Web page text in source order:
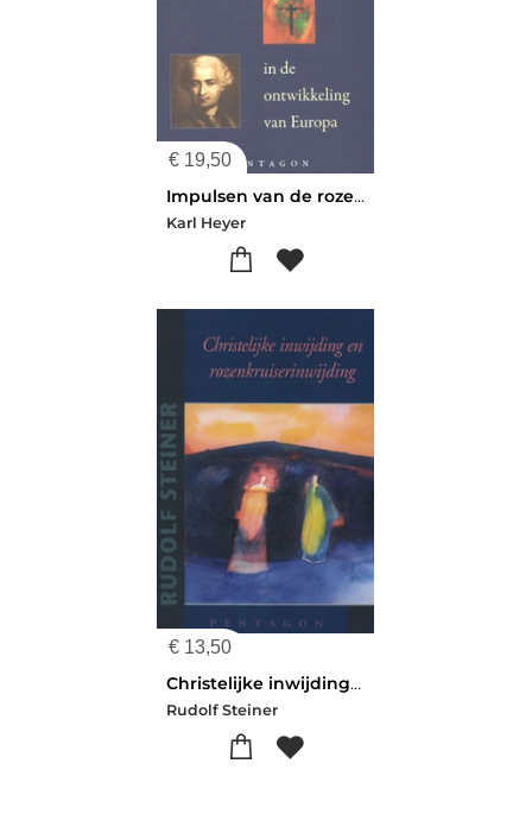
€ 19,50
Impulsen van de rozenkruisers in de ontwikkeling van Europa
Karl Heyer
€ 13,50
Christelijke inwijding en rozenkruiserinwijding
Rudolf Steiner